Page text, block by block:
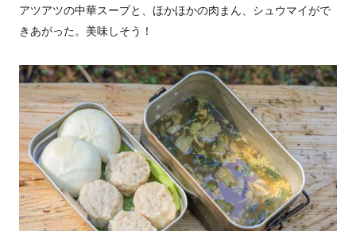
アツアツの中華スープと、ほかほかの肉まん、シュウマイがで
きあがった。美味しそう！